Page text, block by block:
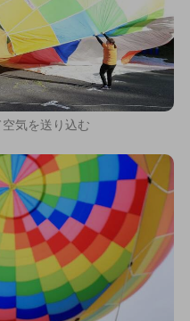
気を送り込む